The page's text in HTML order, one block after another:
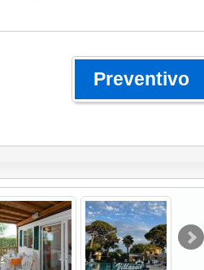
Preventivo